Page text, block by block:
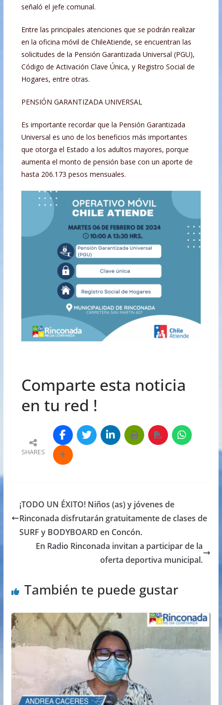
señaló el jefe comunal.
Entre las principales atenciones que se podrán realizar
en la oficina móvil de ChileAtiende, se encuentran las
solicitudes de la Pensión Garantizada Universal (PGU),
Código de Activación Clave Única, y Registro Social de
Hogares, entre otras.
PENSIÓN GARANTIZADA UNIVERSAL
Es importante recordar que la Pensión Garantizada
Universal es uno de los beneficios más importantes
que otorga el Estado a los adultos mayores, porque
aumenta el monto de pensión base con un aporte de
hasta 206.173 pesos mensuales.
Comparte esta noticia
en tu red !
SHARES
¡TODO UN ÉXITO! Niños (as) y jóvenes de
Rinconada disfrutarán gratuitamente de clases de
SURF y BODYBOARD en Concón.
En Radio Rinconada invitan a participar de la
oferta deportiva municipal.
También te puede gustar